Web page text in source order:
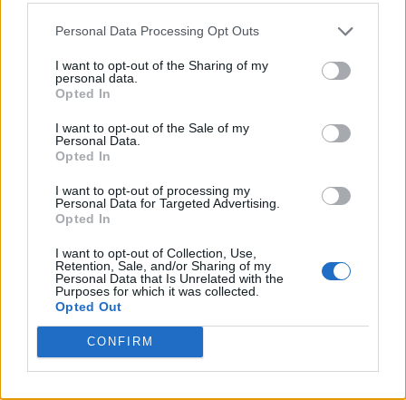
Personal Data Processing Opt Outs
I want to opt-out of the Sharing of my
personal data.
Opted In
I want to opt-out of the Sale of my
Personal Data.
Opted In
I want to opt-out of processing my
Personal Data for Targeted Advertising.
Opted In
I want to opt-out of Collection, Use,
Retention, Sale, and/or Sharing of my
Personal Data that Is Unrelated with the
Purposes for which it was collected.
Opted Out
CONFIRM
προειδοποιήσεις των ειδικών
Ο Machine Gun Kelly αποκάλυψε τις σοβαρές συνέπειες
ενός τεράστιου τατουάζ, ενώ ειδικοί προειδοποιούν
για πιθανούς κινδύνους τέτοιων διαδικασιών.